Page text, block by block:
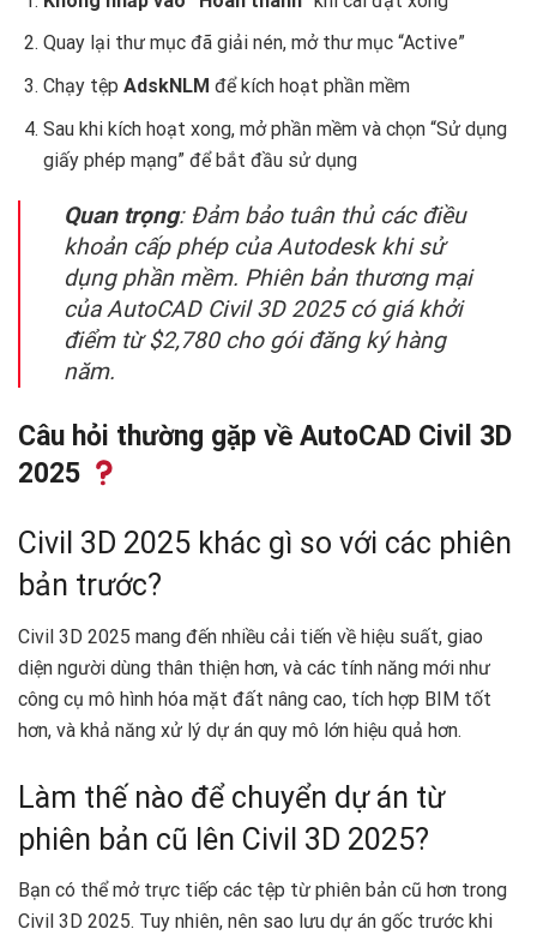
Quay lại thư mục đã giải nén, mở thư mục “Active”
Chạy tệp AdskNLM để kích hoạt phần mềm
Sau khi kích hoạt xong, mở phần mềm và chọn “Sử dụng
giấy phép mạng” để bắt đầu sử dụng
Quan trọng: Đảm bảo tuân thủ các điều
khoản cấp phép của Autodesk khi sử
dụng phần mềm. Phiên bản thương mại
của AutoCAD Civil 3D 2025 có giá khởi
điểm từ $2,780 cho gói đăng ký hàng
năm.
Câu hỏi thường gặp về AutoCAD Civil 3D
2025
Civil 3D 2025 khác gì so với các phiên
bản trước?
Civil 3D 2025 mang đến nhiều cải tiến về hiệu suất, giao
diện người dùng thân thiện hơn, và các tính năng mới như
công cụ mô hình hóa mặt đất nâng cao, tích hợp BIM tốt
hơn, và khả năng xử lý dự án quy mô lớn hiệu quả hơn.
Làm thế nào để chuyển dự án từ
phiên bản cũ lên Civil 3D 2025?
Bạn có thể mở trực tiếp các tệp từ phiên bản cũ hơn trong
Civil 3D 2025. Tuy nhiên, nên sao lưu dự án gốc trước khi